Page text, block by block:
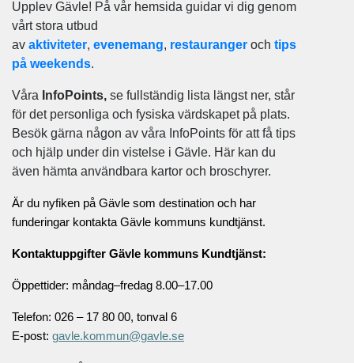
Upplev Gävle! På vår hemsida guidar vi dig genom
vårt stora utbud
av aktiviteter, evenemang, restauranger och tips
på weekends.
Våra InfoPoints, se fullständig lista längst ner, står
för det personliga och fysiska värdskapet på plats.
Besök gärna någon av våra InfoPoints för att få tips
och hjälp under din vistelse i Gävle. Här kan du
även hämta användbara kartor och broschyrer.
Är du nyfiken på Gävle som destination och har
funderingar kontakta Gävle kommuns kundtjänst.
Kontaktuppgifter Gävle kommuns Kundtjänst:
Öppettider: måndag–fredag 8.00–17.00
Telefon: 026 – 17 80 00, tonval 6
E-post: gavle.kommun@gavle.se